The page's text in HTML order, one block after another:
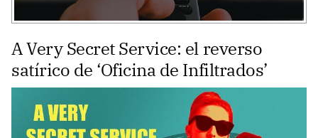
A Very Secret Service: el reverso
satírico de ‘Oficina de Infiltrados’